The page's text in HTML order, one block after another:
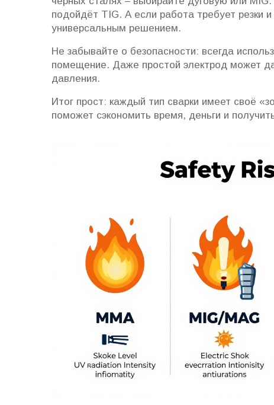
подойдёт TIG. А если работа требует резки
универсальным решением.
Не забывайте о безопасности: всегда
помещение. Даже простой электрод может
давления.
Итог прост: каждый тип сварки имеет своё
поможет сэкономить время, деньги и